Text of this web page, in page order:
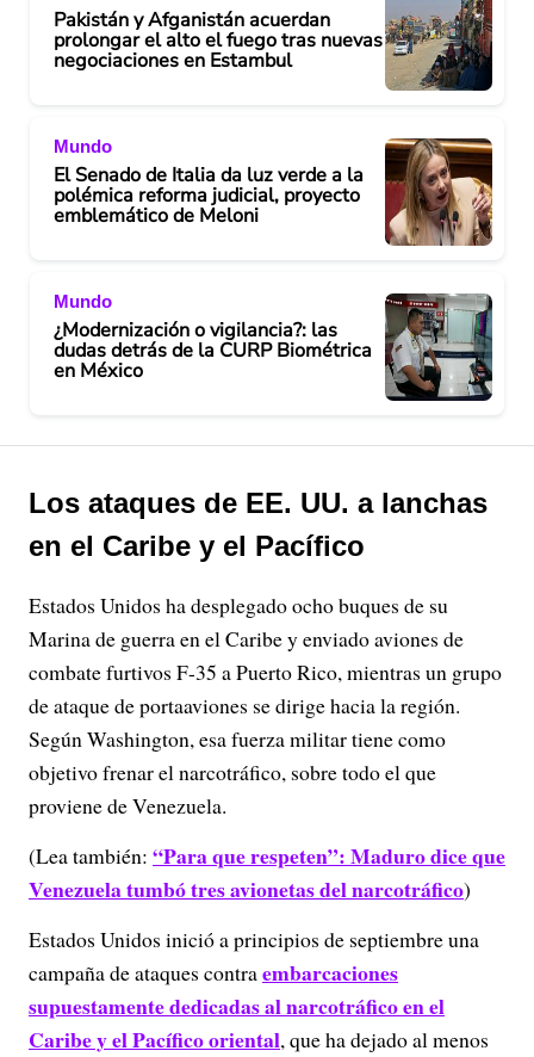
Pakistán y Afganistán acuerdan
prolongar el alto el fuego tras nuevas
negociaciones en Estambul
Mundo
El Senado de Italia da luz verde a la
polémica reforma judicial, proyecto
emblemático de Meloni
Mundo
¿Modernización o vigilancia?: las
dudas detrás de la CURP Biométrica
en México
Los ataques de EE. UU. a lanchas
en el Caribe y el Pacífico
Estados Unidos ha desplegado ocho buques de su
Marina de guerra en el Caribe y enviado aviones de
combate furtivos F-35 a Puerto Rico, mientras un grupo
de ataque de portaaviones se dirige hacia la región.
Según Washington, esa fuerza militar tiene como
objetivo frenar el narcotráfico, sobre todo el que
proviene de Venezuela.
(Lea también: “Para que respeten”: Maduro dice que
Venezuela tumbó tres avionetas del narcotráfico)
Estados Unidos inició a principios de septiembre una
campaña de ataques contraembarcaciones
supuestamente dedicadas al narcotráfico en el
Caribe y el Pacífico oriental, que ha dejado al menos